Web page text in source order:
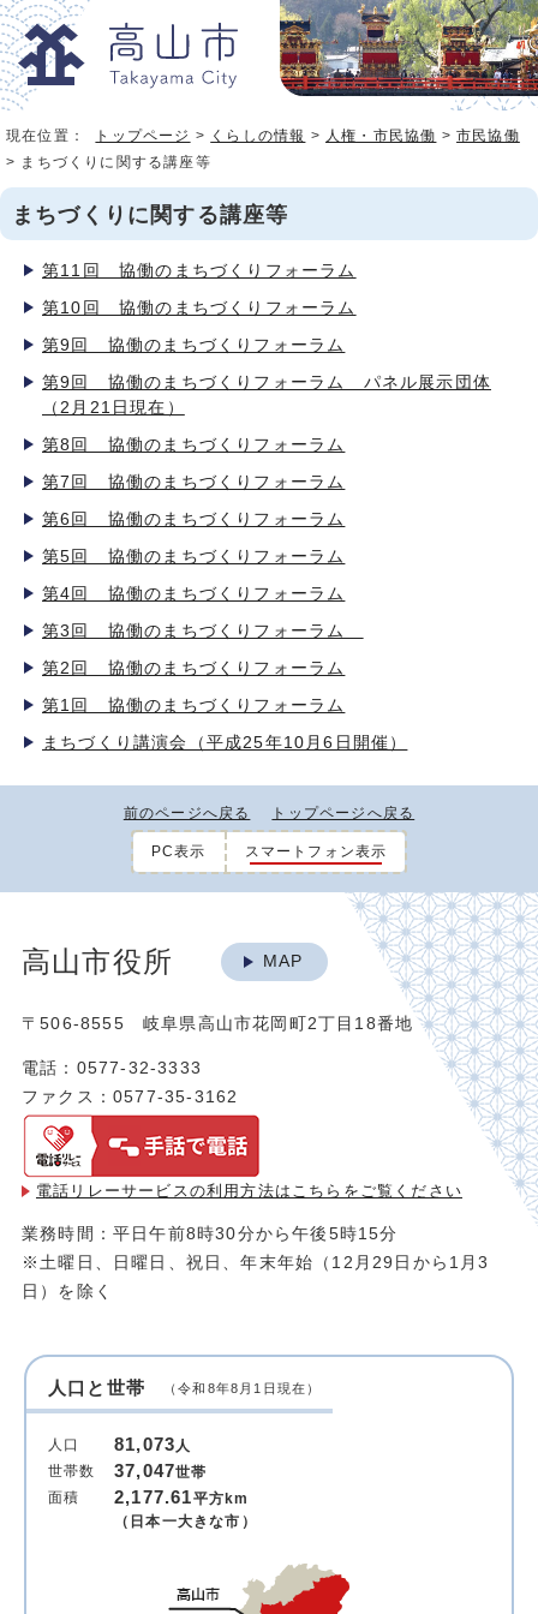
現在位置： トップページ > くらしの情報 > 人権・市民協働 >市民協働
> まちづくりに関する講座等
まちづくりに関する講座等
第11回 協働のまちづくりフォーラム
第10回 協働のまちづくりフォーラム
第9回 協働のまちづくりフォーラム
第9回 協働のまちづくりフォーラム パネル展示団体
（2月21日現在）
第8回 協働のまちづくりフォーラム
第7回 協働のまちづくりフォーラム
第6回 協働のまちづくりフォーラム
第5回 協働のまちづくりフォーラム
第4回 協働のまちづくりフォーラム
第3回 協働のまちづくりフォーラム
第2回 協働のまちづくりフォーラム
第1回 協働のまちづくりフォーラム
まちづくり講演会（平成25年10月6日開催）
前のページへ戻る トップページへ戻る
PC表示 スマートフォン表示
高山市役所 MAP
〒506-8555 岐阜県高山市花岡町2丁目18番地
電話：0577-32-3333
ファクス：0577-35-3162
電話リレーサービスの利用方法は こちらをご覧ください
業務時間：平日午前8時30分から午後5時15分
※土曜日、日曜日、祝日、年末年始（12月29日から1月3
日）を除く
人口と世帯 （令和8年8月1日現在）
人口 81,073人
世帯数
37,047世帯
面積
2,177.61平方km
（日本一大きな市）